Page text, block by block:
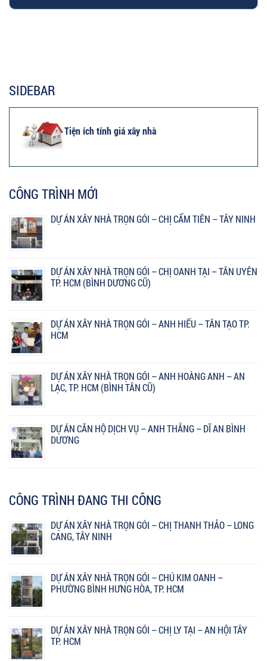
SIDEBAR
Tiện ích tính giá xây nhà
CÔNG TRÌNH MỚI
DỰ ÁN XÂY NHÀ TRỌN GÓI – CHỊ CẨM TIÊN – TÂY NINH
DỰ ÁN XÂY NHÀ TRỌN GÓI – CHỊ OANH TẠI – TÂN UYÊN
TP. HCM (BÌNH DƯƠNG CŨ)
DỰ ÁN XÂY NHÀ TRỌN GÓI – ANH HIẾU – TÂN TẠO TP.
HCM
DỰ ÁN XÂY NHÀ TRỌN GÓI – ANH HOÀNG ANH – AN
LẠC, TP. HCM (BÌNH TÂN CŨ)
DỰ ÁN CĂN HỘ DỊCH VỤ – ANH THẮNG – DĨ AN BÌNH
DƯƠNG
CÔNG TRÌNH ĐANG THI CÔNG
DỰ ÁN XÂY NHÀ TRỌN GÓI – CHỊ THANH THẢO – LONG
CANG, TÂY NINH
DỰ ÁN XÂY NHÀ TRỌN GÓI – CHÚ KIM OANH –
PHƯỜNG BÌNH HƯNG HÒA, TP. HCM
DỰ ÁN XÂY NHÀ TRỌN GÓI – CHỊ LY TẠI – AN HỘI TÂY
TP. HCM